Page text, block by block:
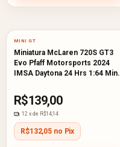
MINI GT
Miniatura McLaren 720S GT3
Evo Pfaff Motorsports 2024
IMSA Daytona 24 Hrs 1:64 Mini
R$139,00
12 x de R$14,14
R$132,05 no Pix